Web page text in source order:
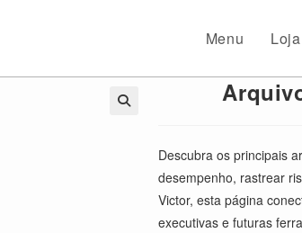
Menu Loja
Descubra os principais
desempenho, rastrear
Victor, esta página
executivas e futuras